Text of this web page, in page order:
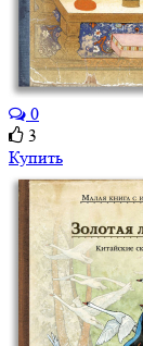
0
3
Купить